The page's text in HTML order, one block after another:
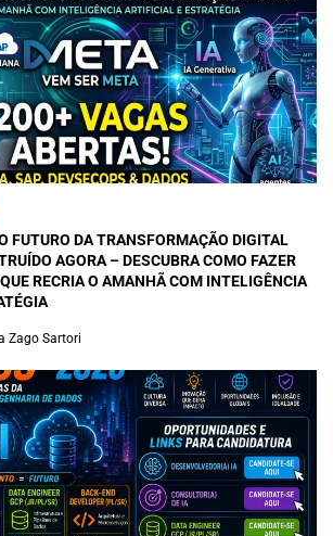
FUTURO DA TRANSFORMAÇÃO DIGITAL
AGORA – DESCUBRA COMO FAZER
RECRIA O AMANHÃ COM INTELIGÊNCIA
Zago Sartori